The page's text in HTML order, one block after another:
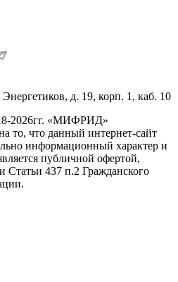
д. 19, корп. 1, каб. 10
2026гг. «МИФРИД»
то, что данный интернет-сайт
информационный характер и
публичной офертой,
Статьи 437 п.2 Гражданского